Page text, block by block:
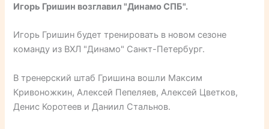
Игорь Гришин возглавил "Динамо СПБ".
Игорь Гришин будет тренировать в новом сезоне
команду из ВХЛ "Динамо" Санкт-Петербург.
В тренерский штаб Гришина вошли Максим
Кривоножкин, Алексей Пепеляев, Алексей Цветков,
Денис Коротеев и Даниил Стальнов.